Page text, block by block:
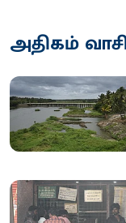
அதிகம்